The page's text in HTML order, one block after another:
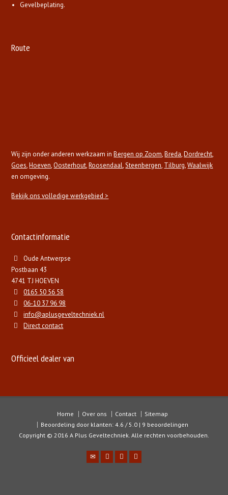
Gevelbeplating.
Route
Wij zijn onder anderen werkzaam inBergen op Zoom,Breda,Dordrecht,
Goes,Hoeven,Oosterhout,Roosendaal,Steenbergen, Tilburg,Waalwijk
en omgeving.
Bekijk ons volledige werkgebied >
Contactinformatie
Oude Antwerpse
Postbaan 43
4741 TJ HOEVEN
0165 50 56 58
06-10 37 96 98
info@aplusgeveltechniek.nl
Direct contact
Officieel dealer van
Home Over ons Contact
Sitemap
Beoordeling door klanten: 4.6 / 5.0 | 9 beoordelingen
Copyright © 2016 A Plus Geveltechniek. Alle rechten voorbehouden.